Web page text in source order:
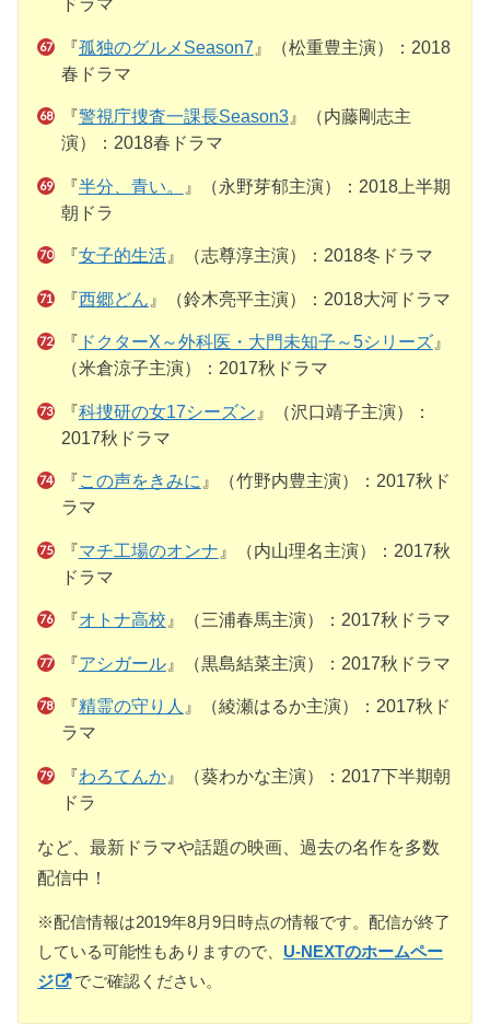
ドラマ
『孤独のグルメSeason7 』（松重豊主演）：2018
春ドラマ
『警視庁捜査一課長Season3』（内藤剛志主
演）：2018春ドラマ
『半分、青い。
』（永野芽郁主演）：2018上半期
朝ドラ
『女子的生活』（志尊淳主演）：2018冬ドラマ
『西郷どん 』（鈴木亮平主演）：2018大河ドラマ
『 ドクターX～外科医・大門未知子～5シリーズ』
（米倉涼子主演）：2017秋ドラマ
『科捜研の女17シーズン 』（沢口靖子主演）：
2017秋ドラマ
『この声をきみに 』（竹野内豊主演）：2017秋ド
ラマ
『マチ工場のオンナ 』（内山理名主演）：2017秋
ドラマ
『オトナ高校 』（三浦春馬主演）：2017秋ドラマ
『アシガール』（黒島結菜主演）：2017秋ドラマ
『精霊の守り人 』（綾瀬はるか主演）：2017秋ド
ラマ
『わろてんか』（葵わかな主演）：2017下半期朝
ドラ
など、最新ドラマや話題の映画、過去の名作を多数
配信中！
※配信情報は2019年8月9日時点の情報です。配信が終了
している可能性もありますので、 U-NEXTのホームペー
ジ
でご確認ください。